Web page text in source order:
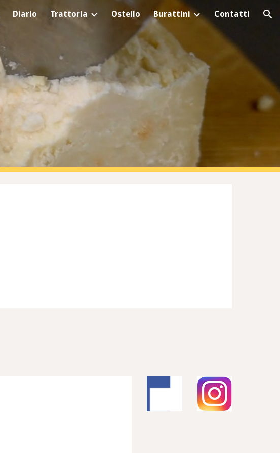
Skip to navigation
Diario Trattoria Ostello Burattini Contatti